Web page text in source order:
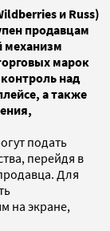
и Russ)
продавцам
механизм
марок
над
а также
подать
перейдя в
Для
на экране,